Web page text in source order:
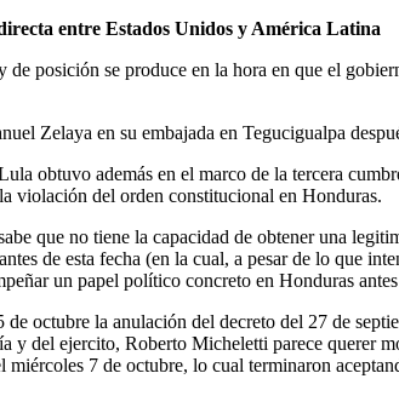
entre Estados Unidos y América Latina
de posición se produce en la hora en que el
Zelaya en su embajada en Tegucigualpa
obtuvo además en el marco de la tercera
violación del orden constitucional en Honduras.
que no tiene la capacidad de obtener una
de esta fecha (en la cual, a pesar de lo que
un papel político concreto en Honduras antes
octubre la anulación del decreto del 27 de
y del ejercito, Roberto Micheletti parece querer
7 de octubre, lo cual terminaron